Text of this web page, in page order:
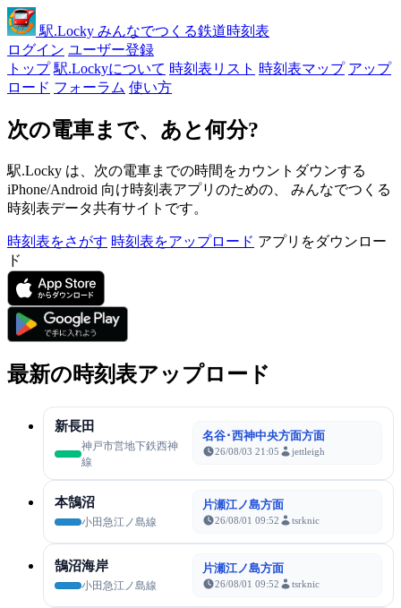
駅.Locky みんなでつくる鉄道時刻表
ログイン ユーザー登録
トップ 駅.Lockyについて 時刻表リスト 時刻表マップ アップ
ロード フォーラム 使い方
次の電車まで、あと何分?
駅.Locky は、次の電車までの時間をカウントダウンする
iPhone/Android 向け時刻表アプリのための、 みんなでつくる
時刻表データ共有サイトです。
時刻表をさがす 時刻表をアップロード アプリをダウンロー
ド
最新の時刻表アップロード
新長田
神戸市営地下鉄西神
線
名谷･西神中央方面方面
26/08/03 21:05 jettleigh
本鵠沼
小田急江ノ島線
片瀬江ノ島方面
26/08/01 09:52 tsrknic
鵠沼海岸
小田急江ノ島線
片瀬江ノ島方面
26/08/01 09:52 tsrknic